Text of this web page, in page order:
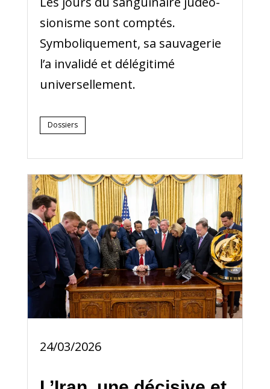
sionisme sont comptés.
Symboliquement, sa sauvagerie
l’a invalidé et délégitimé
universellement.
Dossiers
24/03/2026